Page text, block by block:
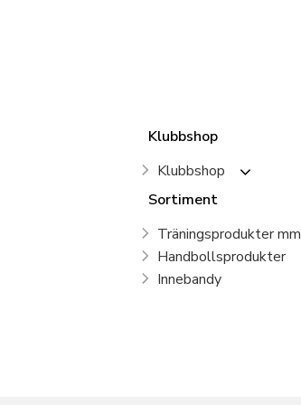
Klubbshop
Klubbshop
Sortiment
Träningsprodukter mm
Handbollsprodukter
Innebandy